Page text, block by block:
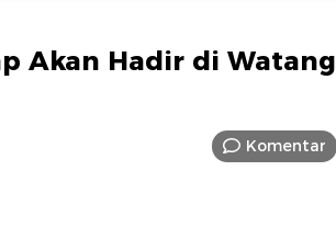
LUXURY
Akan Hadir di Watang
Komentar